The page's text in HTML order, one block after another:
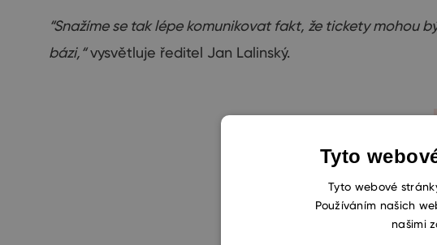
“Snažíme se tak lépe komunikovat fakt, že tickety mohou
bázi,“vysvětluje ředitel Jan Lalinský.
Tyto
Tyto webové
Používáním našich
našimi